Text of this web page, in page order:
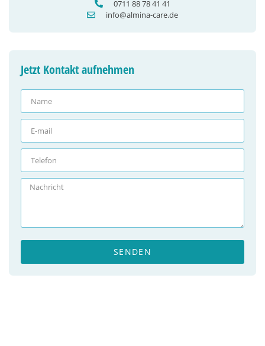
0711 88 78 41 41
info@almina-care.de
Jetzt Kontakt aufnehmen
SENDEN